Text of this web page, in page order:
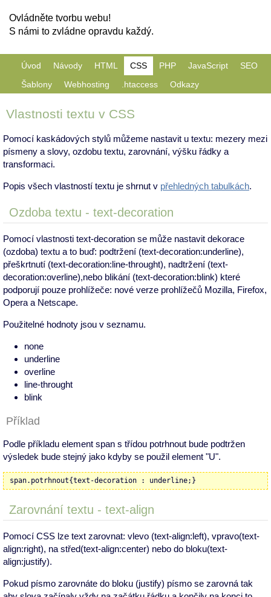
Ovládněte tvorbu webu!
S námi to zvládne opravdu každý.
Úvod Návody HTML CSS PHP JavaScript
SEO
Šablony
Webhosting .htaccess Odkazy
Vlastnosti textu v CSS
Pomocí kaskádových stylů můžeme nastavit u textu: mezery mezi
písmeny a slovy, ozdobu textu, zarovnání, výšku řádky a
transformaci.
Popis všech vlastností textu je shrnut v přehledných tabulkách.
Ozdoba textu - text-decoration
Pomocí vlastnosti text-decoration se může nastavit dekorace
(ozdoba) textu a to buď: podtržení (text-decoration:underline),
přeškrtnutí (text-decoration:line-throught), nadtržení (text-
decoration:overline),nebo blikání (text-decoration:blink) které
podporují pouze prohlížeče: nové verze prohlížečů Mozilla, Firefox,
Opera a Netscape.
Použitelné hodnoty jsou v seznamu.
none
underline
overline
line-throught
blink
Příklad
Podle příkladu element span s třídou potrhnout bude podtržen
výsledek bude stejný jako kdyby se použil element "U".
span.potrhnout{text-decoration : underline;}
Zarovnání textu - text-align
Pomocí CSS lze text zarovnat: vlevo (text-align:left), vpravo(text-
align:right), na střed(text-align:center) nebo do bloku(text-
align:justify).
Pokud písmo zarovnáte do bloku (justify) písmo se zarovná tak